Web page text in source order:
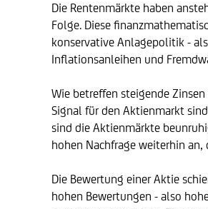
Die Rentenmärkte haben
Folge. Diese
konservative Anlagepolitik -
Inflationsanleihen und
Wie betreffen steigende
Signal für den Aktienmarkt
sind die Aktienmärkte
hohen Nachfrage weiterhin
Die Bewertung einer Aktie
hohen Bewertungen - also